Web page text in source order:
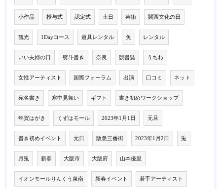
小作品 授与式 認定式 土日 芸術 関西文化の日
観光 1Dayコース 道具レンタル 兔 レンタル
いい夫婦の日 熨斗書き 奈良 競書誌 うちわ
女性アーティスト 国際フォーラム 出演 口コミ ネット
宛名書き 寒中見舞い ギフト 書き初めワークショップ
年賀はがき くずはモール 2023年1月1日 元旦
書き初めイベント 元日 阪急三番街 2023年1月2日 兎
月兎 新春 大阪市 大阪府 山本優里
イオンモールりんくう泉南 新春イベント 若手アーティスト